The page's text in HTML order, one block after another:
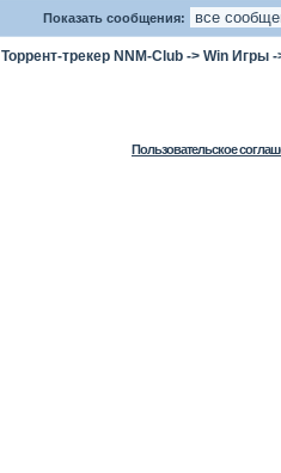
Показать сообщения:
Торрент-трекер NNM-Club -> Win Игры
Пользовательское